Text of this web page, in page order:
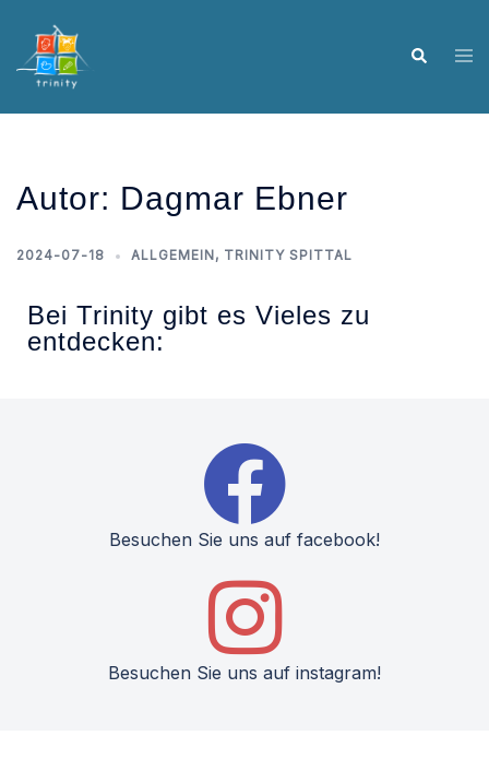
Autor: Dagmar Ebner
2024-07-18 ALLGEMEIN, TRINITY SPITTAL
Bei Trinity gibt es Vieles zu
entdecken:
Besuchen Sie uns auf facebook!
Besuchen Sie uns auf instagram!